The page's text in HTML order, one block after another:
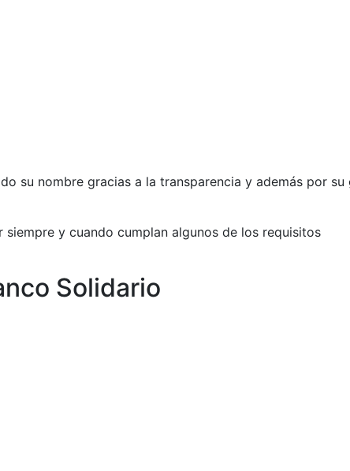
su nombre gracias a la transparencia y además por su
y cuando cumplan algunos de los requisitos
Solidario